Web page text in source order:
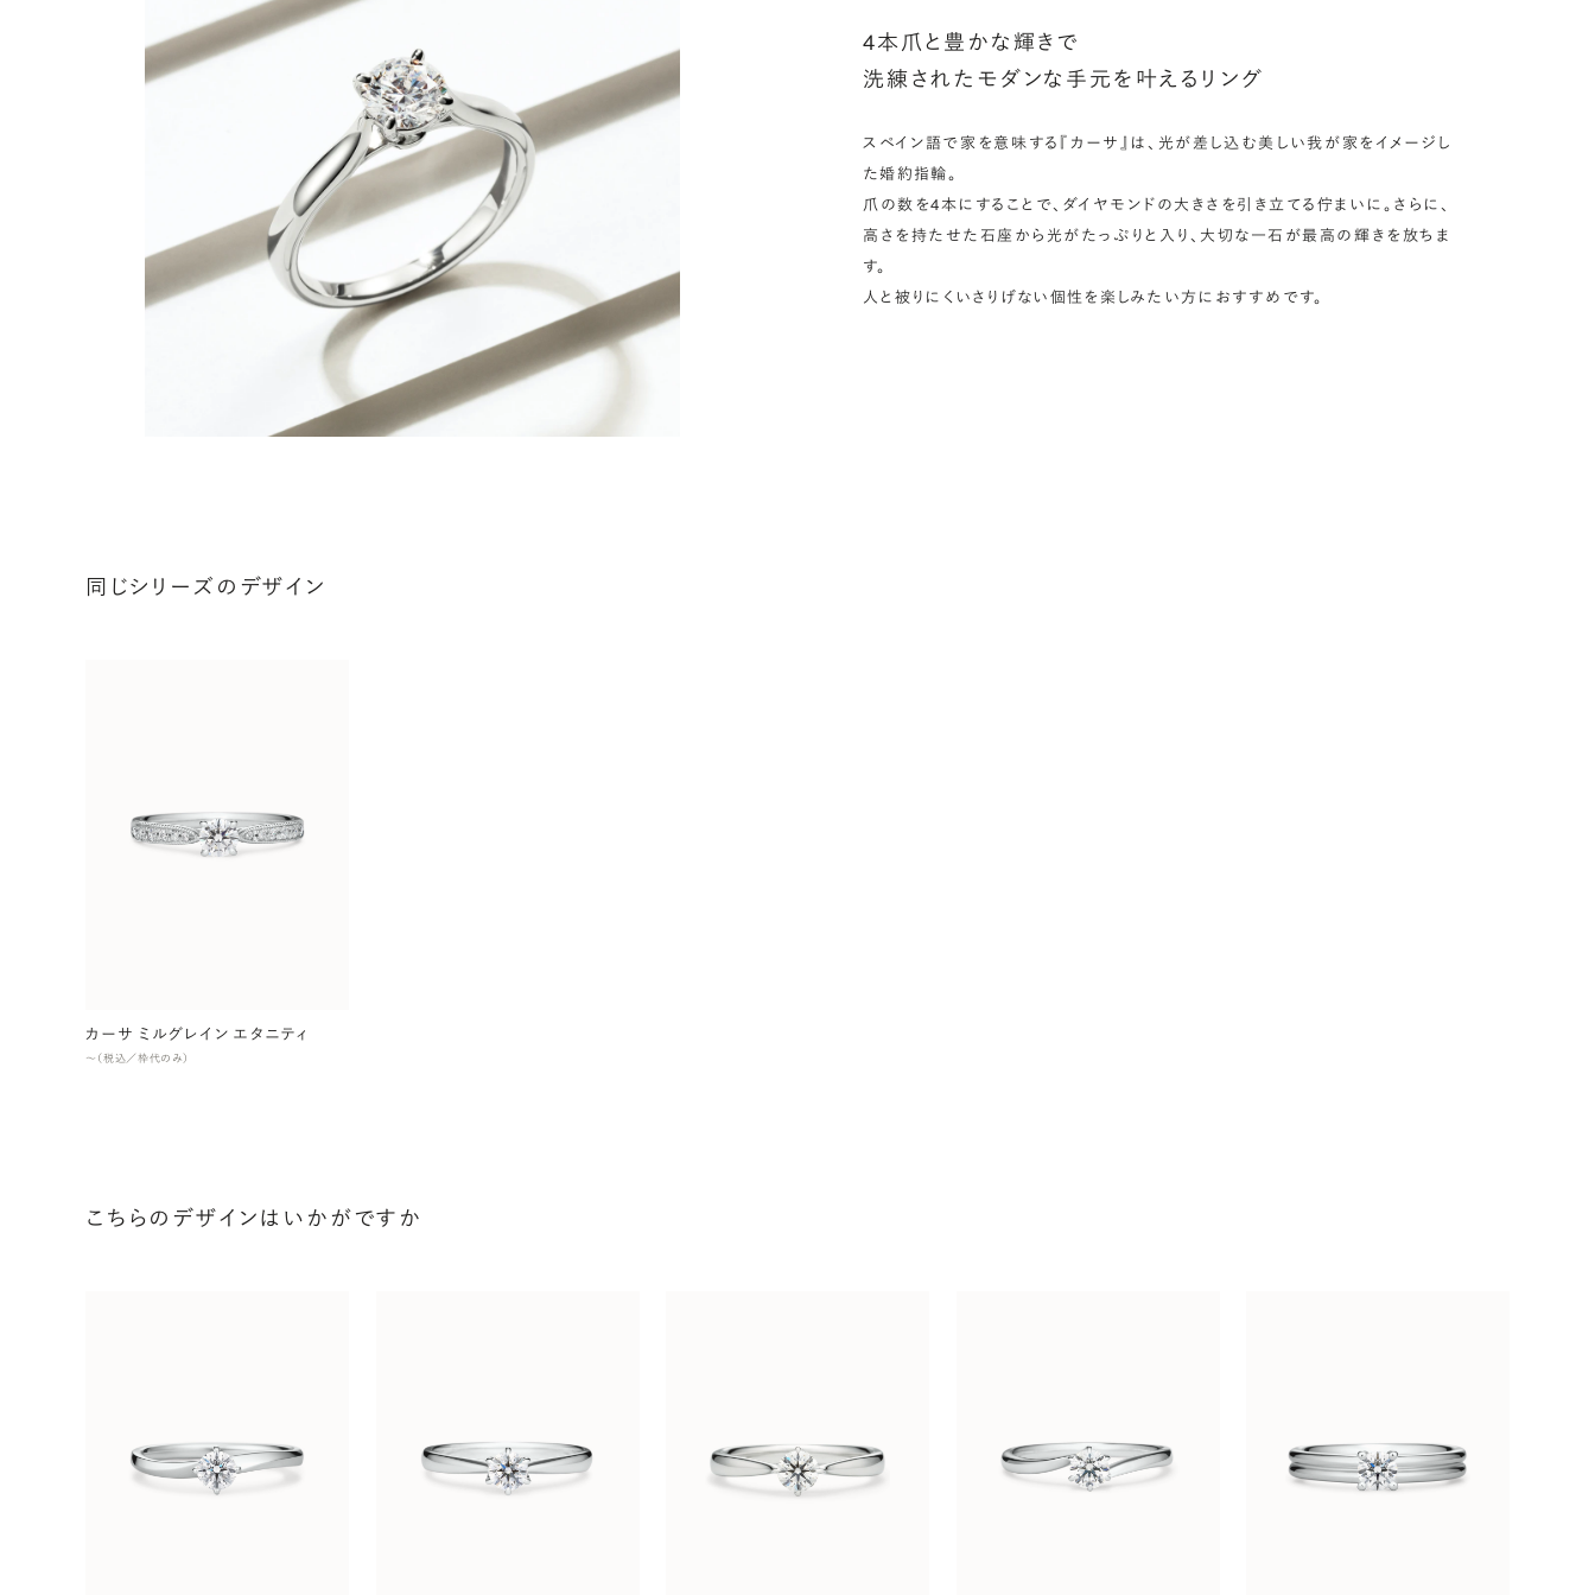
4本爪と豊かな輝きで
洗練されたモダンな手元を叶えるリング
スペイン語で家を意味する『カーサ』は、光が差し込む美しい我が家をイメージし
た婚約指輪。
爪の数を4本にすることで、ダイヤモンドの大きさを引き立てる佇まいに。さらに、
高さを持たせた石座から光がたっぷりと入り、大切な一石が最高の輝きを放ちま
す。
人と被りにくいさりげない個性を楽しみたい方におすすめです。
同じシリーズのデザイン
カーサ ミルグレイン エタニティ
〜（税込／枠代のみ）
こちらのデザインはいかがですか